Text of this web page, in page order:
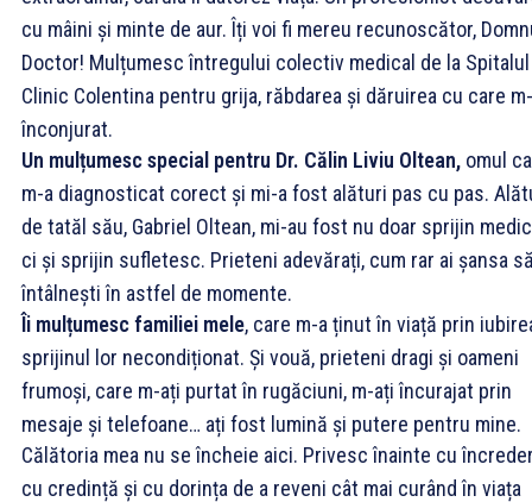
cu mâini și minte de aur. Îți voi fi mereu recunoscător,
Doctor! Mulțumesc întregului colectiv medical de la Spitalul
Clinic Colentina pentru grija, răbdarea și dăruirea cu care
înconjurat.
Un mulțumesc special pentru Dr. Călin Liviu Oltean, omul
m-a diagnosticat corect și mi-a fost alături pas cu pas.
de tatăl său, Gabriel Oltean, mi-au fost nu doar sprijin
ci și sprijin sufletesc. Prieteni adevărați, cum rar ai șansa
întâlnești în astfel de momente.
Îi mulțumesc familiei mele, care m-a ținut în viață prin
sprijinul lor necondiționat. Și vouă, prieteni dragi și oameni
frumoși, care m-ați purtat în rugăciuni, m-ați încurajat prin
mesaje și telefoane… ați fost lumină și putere pentru mine.
Călătoria mea nu se încheie aici. Privesc înainte cu
cu credință și cu dorința de a reveni cât mai curând în viața